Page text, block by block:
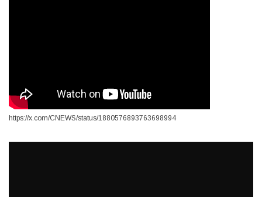
https://x.com/CNEWS/status/1880576893763698994